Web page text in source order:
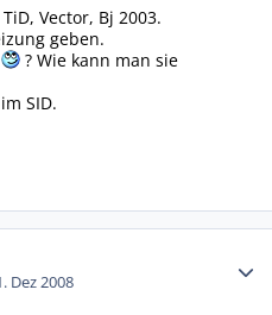
Vector, Bj 2003.
geben.
? Wie kann man sie
SID.
Dez 2008